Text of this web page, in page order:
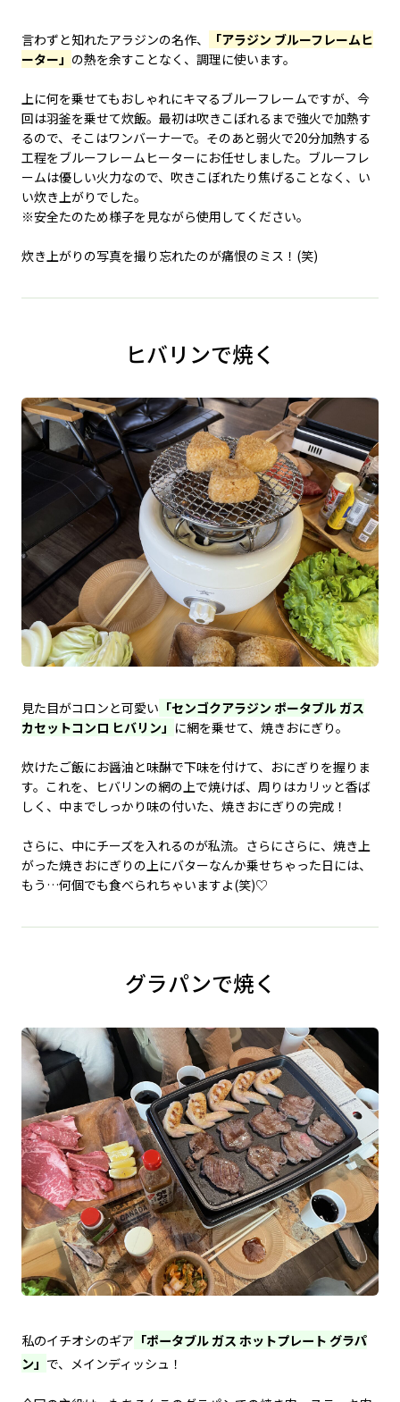
言わずと知れたアラジンの名作、
「アラジン ブルーフレームヒ
ーター」 の熱を余すことなく、調理に使います。
上に何を乗せてもおしゃれにキマるブルーフレームですが、今
回は羽釜を乗せて炊飯。最初は吹きこぼれるまで強火で加熱す
るので、そこはワンバーナーで。そのあと弱火で20分加熱する
工程をブルーフレームヒーターにお任せしました。ブルーフレ
ームは優しい火力なので、吹きこぼれたり焦げることなく、い
い炊き上がりでした。
※安全たのため様子を見ながら使用してください。
炊き上がりの写真を撮り忘れたのが痛恨のミス！(笑)
ヒバリンで焼く
見た目がコロンと可愛い 「センゴクアラジン ポータブル ガス
カセットコンロ ヒバリン」 に網を乗せて、焼きおにぎり。
炊けたご飯にお醤油と味醂で下味を付けて、おにぎりを握りま
す。これを、ヒバリンの網の上で焼けば、周りはカリッと香ば
しく、中までしっかり味の付いた、焼きおにぎりの完成！
さらに、中にチーズを入れるのが私流。さらにさらに、焼き上
がった焼きおにぎりの上にバターなんか乗せちゃった日には、
もう…何個でも食べられちゃいますよ(笑)♡
グラパンで焼く
私のイチオシのギア 「ポータブル ガス ホットプレート グラパ
ン」 で、メインディッシュ！